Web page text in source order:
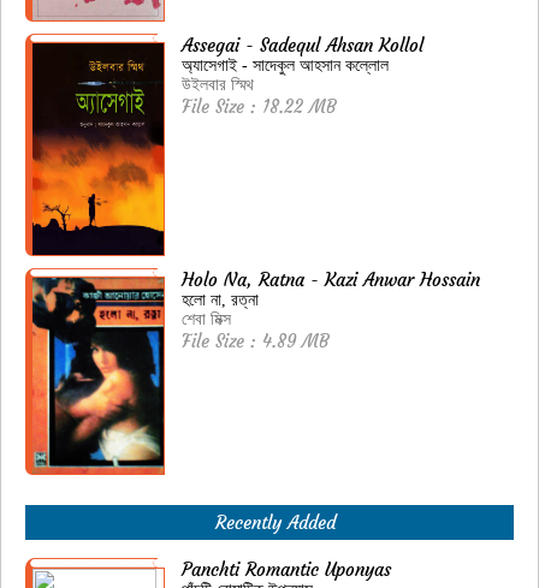
Assegai - Sadequl Ahsan Kollol
অ্যাসেগাই - সাদেকুল আহসান কল্লোল
উইলবার স্মিথ
File Size : 18.22 MB
Holo Na, Ratna - Kazi Anwar Hossain
হলো না, রত্না
শেবা মিক্স
File Size : 4.89 MB
Recently Added
Panchti Romantic Uponyas